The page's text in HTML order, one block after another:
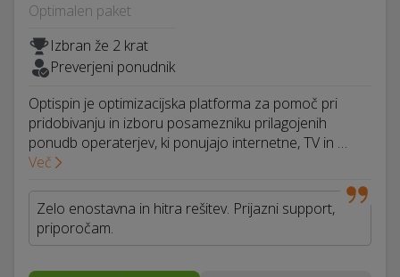
Optimalen paket
Izbran že 2 krat
Preverjeni ponudnik
Optispin je optimizacijska platforma za pomoč pri
pridobivanju in izboru posamezniku prilagojenih
ponudb operaterjev, ki ponujajo internetne, TV in …
Več
Zelo enostavna in hitra rešitev. Prijazni support,
priporočam.